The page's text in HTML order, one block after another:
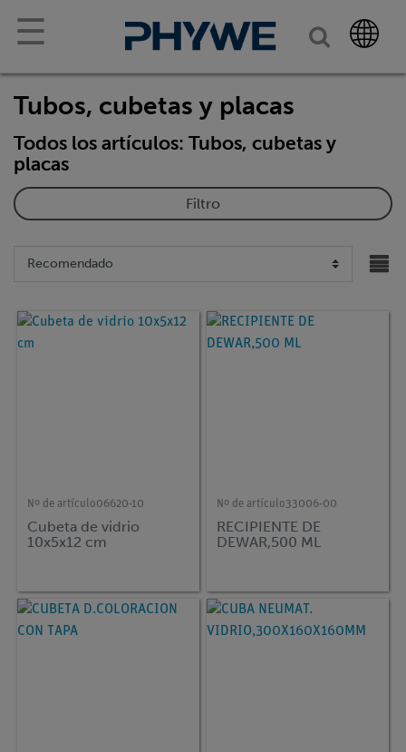
☰
Tubos, cubetas y placas
Todos los artículos: Tubos, cubetas y
placas
Filtro
Nº de artículo06620-10
Cubeta de vidrio
10x5x12 cm
Nº de artículo33006-00
RECIPIENTE DE
DEWAR,500 ML